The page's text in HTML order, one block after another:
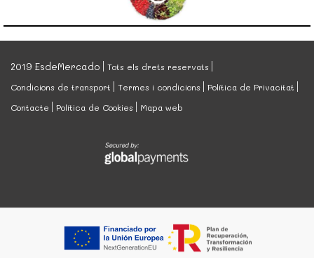
2019 EsdeMercado
Tots els drets reservats
Condicions de transport
Termes i condicions
Política de Privacitat
Contacte
Política de Cookies Mapa web